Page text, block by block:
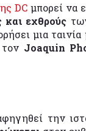
DC μπορεί να
και εχθρούς
μια ταινία
Joaquin
την